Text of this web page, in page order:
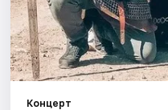
Концерт